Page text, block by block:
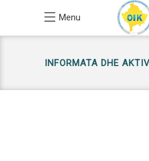
Menu
INFORMATA DHE